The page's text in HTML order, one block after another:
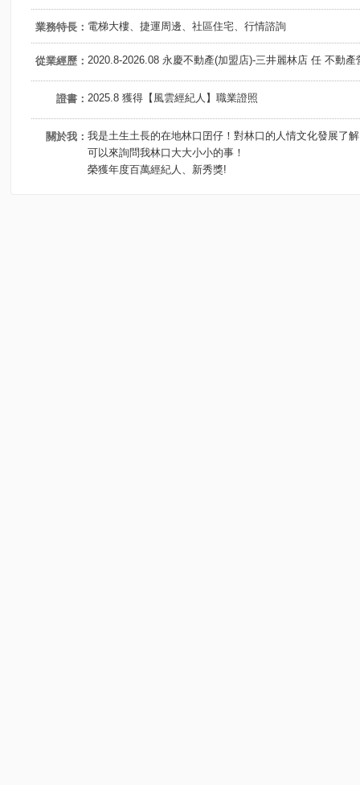
業務特長： 電梯大樓、捷運周邊、社區住宅、行情諮詢
從業經歷： 2020.8-2026.08 永慶不動產(加盟店)-三井麗林店 任 不動產
證書： 2025.8 獲得【風雲經紀人】職業證照
關於我： 我是土生土長的在地林口囝仔！對林口的人情文化發展了
可以來詢問我林口大大小小的事！
榮獲年度百萬經紀人、新秀獎!